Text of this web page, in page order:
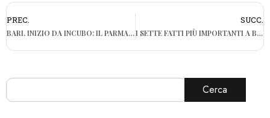
PREC.
BARI, INIZIO DA INCUBO: IL PARMA NE SEGNA 3 E PASSA IL TURNO
SUCC.
I SETTE FATTI PIÙ IMPORTANTI A BARI E IN PUGLIA: ECCO QUALI
Cerca